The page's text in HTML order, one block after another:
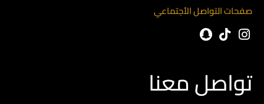
صفحات التواصل الأجتماعي
تواصل معنا